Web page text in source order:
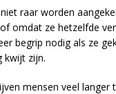
raar worden
omdat ze hetzelfde
begrip nodig als ze
kwijt zijn.
mensen veel langer